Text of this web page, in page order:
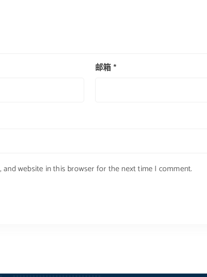
邮箱*
and website in this browser for the next time I comment.